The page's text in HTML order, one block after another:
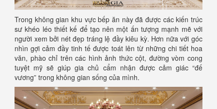
Trong không gian khu vực bếp ăn này đã được các kiến trúc
sư khéo léo thiết kế để tạo nên một ấn tượng mạnh mẽ với
người xem bởi nét đẹp tráng lệ đầy kiêu kỳ. Hơn nữa với góc
nhìn gợi cảm đầy tinh tế được toát lên từ những chi tiết hoa
văn, phào chỉ trên các hình ảnh thức cột, đường vòm cong
tuyệt mỹ sẽ giúp gia chủ cẩm nhận được cảm giác “đế
vương” trong không gian sống của mình.